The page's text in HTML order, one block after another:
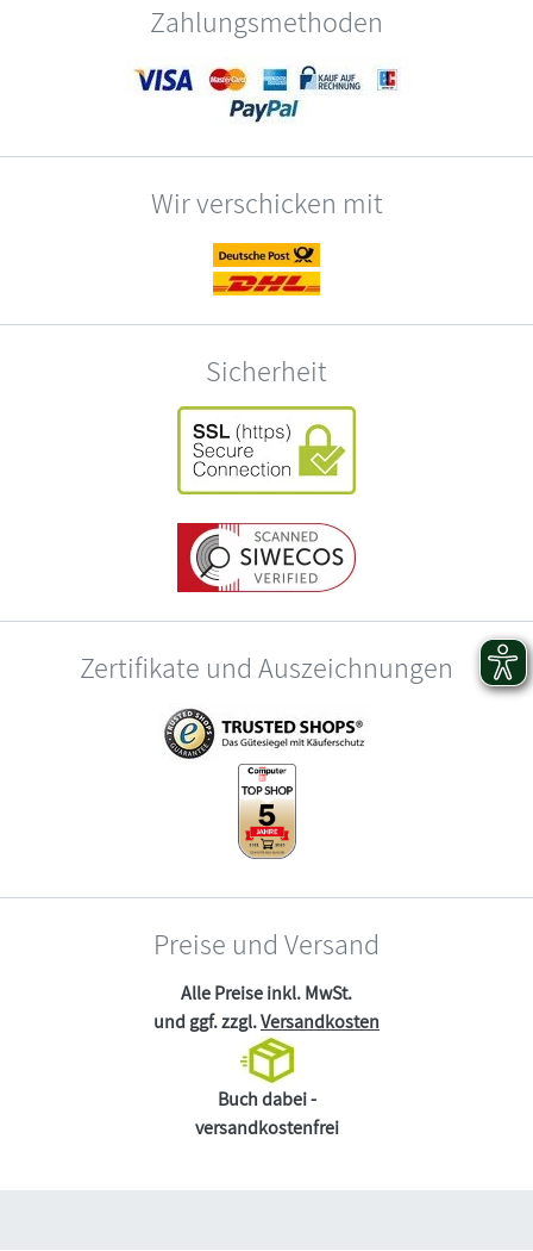
Zahlungsmethoden
Wir verschicken mit
Sicherheit
Zertifikate und Auszeichnungen
Preise und Versand
Alle Preise inkl. MwSt.
und ggf. zzgl.Versandkosten
Buch dabei -
versandkostenfrei